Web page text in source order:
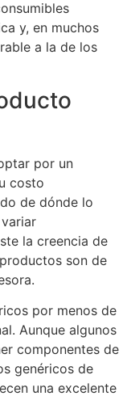
y, en muchos
a la de los
por un
costo
de dónde lo
la creencia de
son de
por menos de
Aunque algunos
componentes de
genéricos de
una excelente